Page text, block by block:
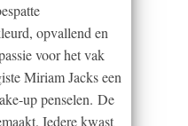
opvallend en
voor het vak
Miriam Jacks een
up penselen. De
Iedere kwast